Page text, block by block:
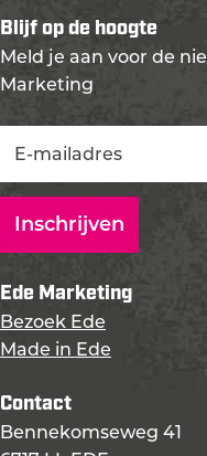
Blijf op de hoogte
Meld je aan voor de
Marketing
Ede Marketing
Bezoek Ede
Made in Ede
Contact
Bennekomseweg 41